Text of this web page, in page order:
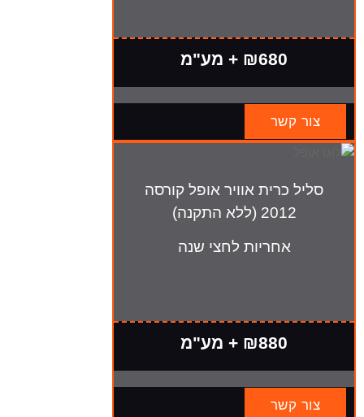
₪680 + מע"מ
צור קשר
סליל כרית אוויר אופל קורסה
2012 (ללא התקנה)
אחריות לחצי שנה
₪880 + מע"מ
צור קשר